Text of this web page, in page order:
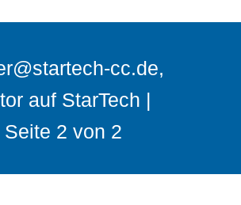
cc.de,
auf StarTech |
Seite 2 von 2